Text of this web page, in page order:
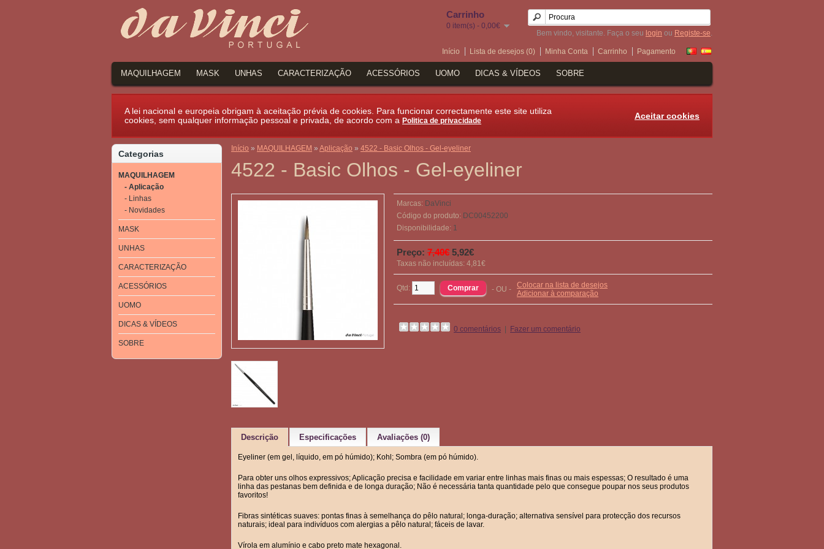
Carrinho
0 item(s) - 0,00€
Bem vindo, visitante. Faça o seu login ou Registe-se.
Início Lista de desejos (0) Minha Conta Carrinho Pagamento
MAQUILHAGEM MASK UNHAS CARACTERIZAÇÃO ACESSÓRIOS UOMO DICAS & VÍDEOS SOBRE
Aceitar cookies
A lei nacional e europeia obrigam à aceitação prévia de cookies. Para funcionar correctamente este site utiliza
cookies, sem qualquer informação pessoal e privada, de acordo com a Politica de privacidade
Categorias
MAQUILHAGEM
- Aplicação
- Linhas
- Novidades
MASK
UNHAS
CARACTERIZAÇÃO
ACESSÓRIOS
UOMO
DICAS & VÍDEOS
SOBRE
Início » MAQUILHAGEM » Aplicação » 4522 - Basic Olhos - Gel-eyeliner
4522 - Basic Olhos - Gel-eyeliner
Marcas: DaVinci
Código do produto: DC00452200
Disponibilidade: 1
Preço: 7,40€ 5,92€
Taxas não incluídas: 4,81€
Qtd: - OU - Colocar na lista de desejos
Adicionar à comparação
0 comentários Fazer um comentário
Descrição Especificações Avaliações (0)
Eyeliner (em gel, líquido, em pó húmido); Kohl; Sombra (em pó húmido).
Para obter uns olhos expressivos; Aplicação precisa e facilidade em variar entre linhas mais finas ou mais espessas; O resultado é uma
linha das pestanas bem definida e de longa duração; Não é necessária tanta quantidade pelo que consegue poupar nos seus produtos
favoritos!
Fibras sintéticas suaves: pontas finas à semelhança do pêlo natural; longa-duração; alternativa sensível para protecção dos recursos
naturais; ideal para indivíduos com alergias a pêlo natural; fáceis de lavar.
Vírola em alumínio e cabo preto mate hexagonal.